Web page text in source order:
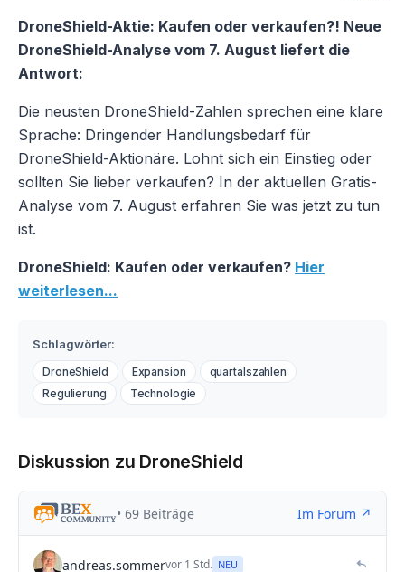
DroneShield-Aktie: Kaufen oder verkaufen?! Neue
DroneShield-Analyse vom 7. August liefert die
Antwort:
Die neusten DroneShield-Zahlen sprechen eine klare
Sprache: Dringender Handlungsbedarf für
DroneShield-Aktionäre. Lohnt sich ein Einstieg oder
sollten Sie lieber verkaufen? In der aktuellen Gratis-
Analyse vom 7. August erfahren Sie was jetzt zu tun
ist.
DroneShield: Kaufen oder verkaufen? Hier
weiterlesen...
Schlagwörter:
DroneShield Expansion
quartalszahlen
Regulierung
Technologie
Diskussion zu DroneShield